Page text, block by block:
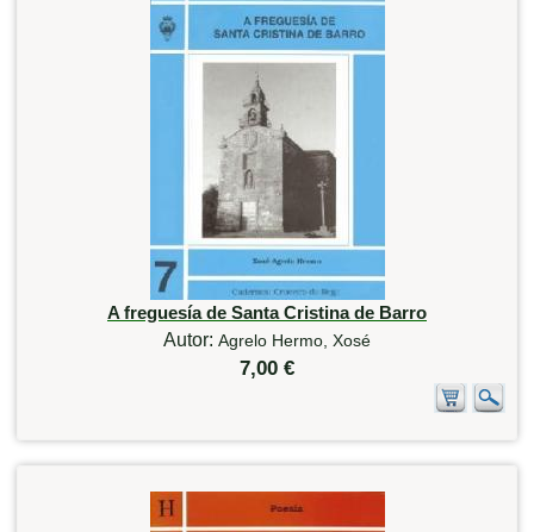
A freguesía de Santa Cristina de Barro
Autor: Agrelo Hermo, Xosé
7,00 €